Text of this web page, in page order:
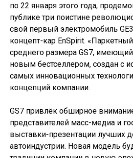
по 22 января этого года,
публике три поистине
свой первый электромобиль
концепт-кар EnSpirit.
среднего размера GS7,
новым бестселлером, создан с
самых инновационных
концепций компании.
GS7 привлёк обширное
представителей масс-медиа и
выставки-презентации лучших
автоиндустрии. Новая модель